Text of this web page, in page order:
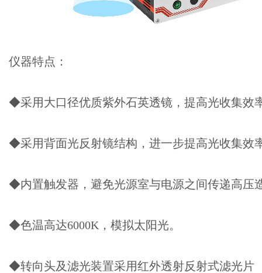
仪器特点：
◆采用大口径优质紫外石英透镜，提高光收集效
◆采用背面光反射镜结构，进一步提高光收集效
◆内置触发器，避免光源室与电源之间传递高压
◆色温高达6000K，模拟太阳光。
◆转向头及滤光装置采用红外透射反射式滤光片